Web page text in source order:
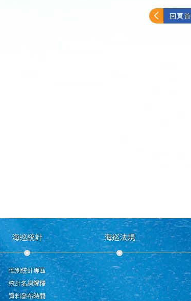
回頁首
海巡統計
性別統計專區
統計名詞解釋
資料發布時間
海巡法規